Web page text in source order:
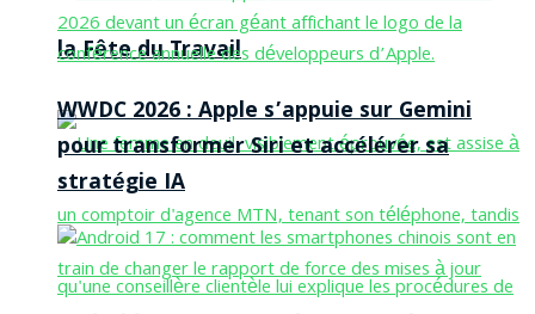
la Fête du Travail
WWDC 2026 : Apple s’appuie sur Gemini
pour transformer Siri et accélérer sa
stratégie IA